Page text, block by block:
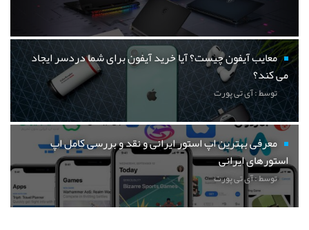
معایب آیفون چیست؟ آیا خرید آیفون برای شما دردسر ایجاد
می کند؟
توسط : آی تی پورت
معرفی بهترین اپ استور ایرانی و نقد و بررسی کامل اپ
استورهای ایرانی
توسط : آی تی پورت